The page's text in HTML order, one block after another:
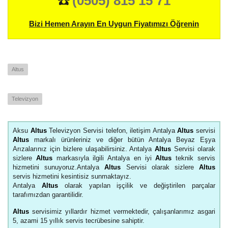
Bizi Hemen Arayın En Uygun Fiyatımızı Öğrenin
Altus
Televizyon
Aksu AltusTelevizyon Servisi telefon, iletişim AntalyaAltus servisi
Altus markalı ürünleriniz ve diğer bütün Antalya Beyaz Eşya
Arızalarınız için bizlere ulaşabilirsiniz. AntalyaAltus Servisi olarak
sizlereAltus markasıyla ilgili Antalya en iyiAltus teknik servis
hizmetini sunuyoruz.AntalyaAltus Servisi olarak sizlere Altus
servis hizmetini kesintisiz sunmaktayız.
AntalyaAltus olarak yapılan işçilik ve değiştirilen parçalar
tarafımızdan garantilidir.
Altus servisimiz yıllardır hizmet vermektedir, çalışanlarımız asgari
5, azami 15 yıllık servis tecrübesine sahiptir.